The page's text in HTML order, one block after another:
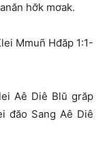
hơ̆k mơak.
Mmuñ Hđăp 1:1-
Aê Diê Blŭ grăp
đăo Sang Aê Diê